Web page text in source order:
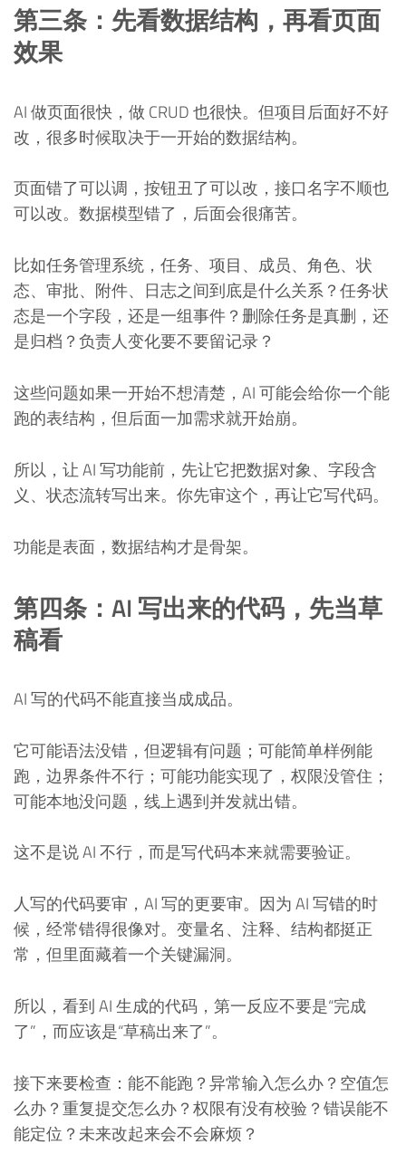
第三条：先看数据结构，再看页面
效果
AI 做页面很快，做 CRUD 也很快。但项目后面好不好
改，很多时候取决于一开始的数据结构。
页面错了可以调，按钮丑了可以改，接口名字不顺也
可以改。数据模型错了，后面会很痛苦。
比如任务管理系统，任务、项目、成员、角色、状
态、审批、附件、日志之间到底是什么关系？任务状
态是一个字段，还是一组事件？删除任务是真删，还
是归档？负责人变化要不要留记录？
这些问题如果一开始不想清楚，AI 可能会给你一个能
跑的表结构，但后面一加需求就开始崩。
所以，让 AI 写功能前，先让它把数据对象、字段含
义、状态流转写出来。你先审这个，再让它写代码。
功能是表面，数据结构才是骨架。
第四条：AI 写出来的代码，先当草
稿看
AI 写的代码不能直接当成成品。
它可能语法没错，但逻辑有问题；可能简单样例能
跑，边界条件不行；可能功能实现了，权限没管住；
可能本地没问题，线上遇到并发就出错。
这不是说 AI 不行，而是写代码本来就需要验证。
人写的代码要审，AI 写的更要审。因为 AI 写错的时
候，经常错得很像对。变量名、注释、结构都挺正
常，但里面藏着一个关键漏洞。
所以，看到 AI 生成的代码，第一反应不要是“完成
了”，而应该是“草稿出来了”。
接下来要检查：能不能跑？异常输入怎么办？空值怎
么办？重复提交怎么办？权限有没有校验？错误能不
能定位？未来改起来会不会麻烦？